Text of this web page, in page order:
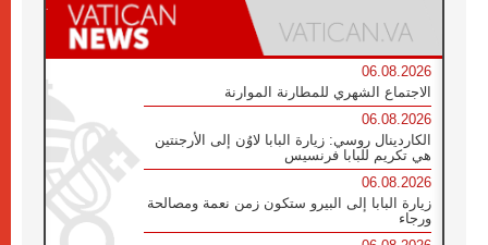
06.08.2026
الاجتماع الشهري للمطارنة الموارنة
06.08.2026
الكاردينال روسي: زيارة البابا لاوُن إلى الأرجنتين
هي تكريم للبابا فرنسيس
06.08.2026
زيارة البابا إلى البيرو ستكون زمن نعمة ومصالحة
ورجاء